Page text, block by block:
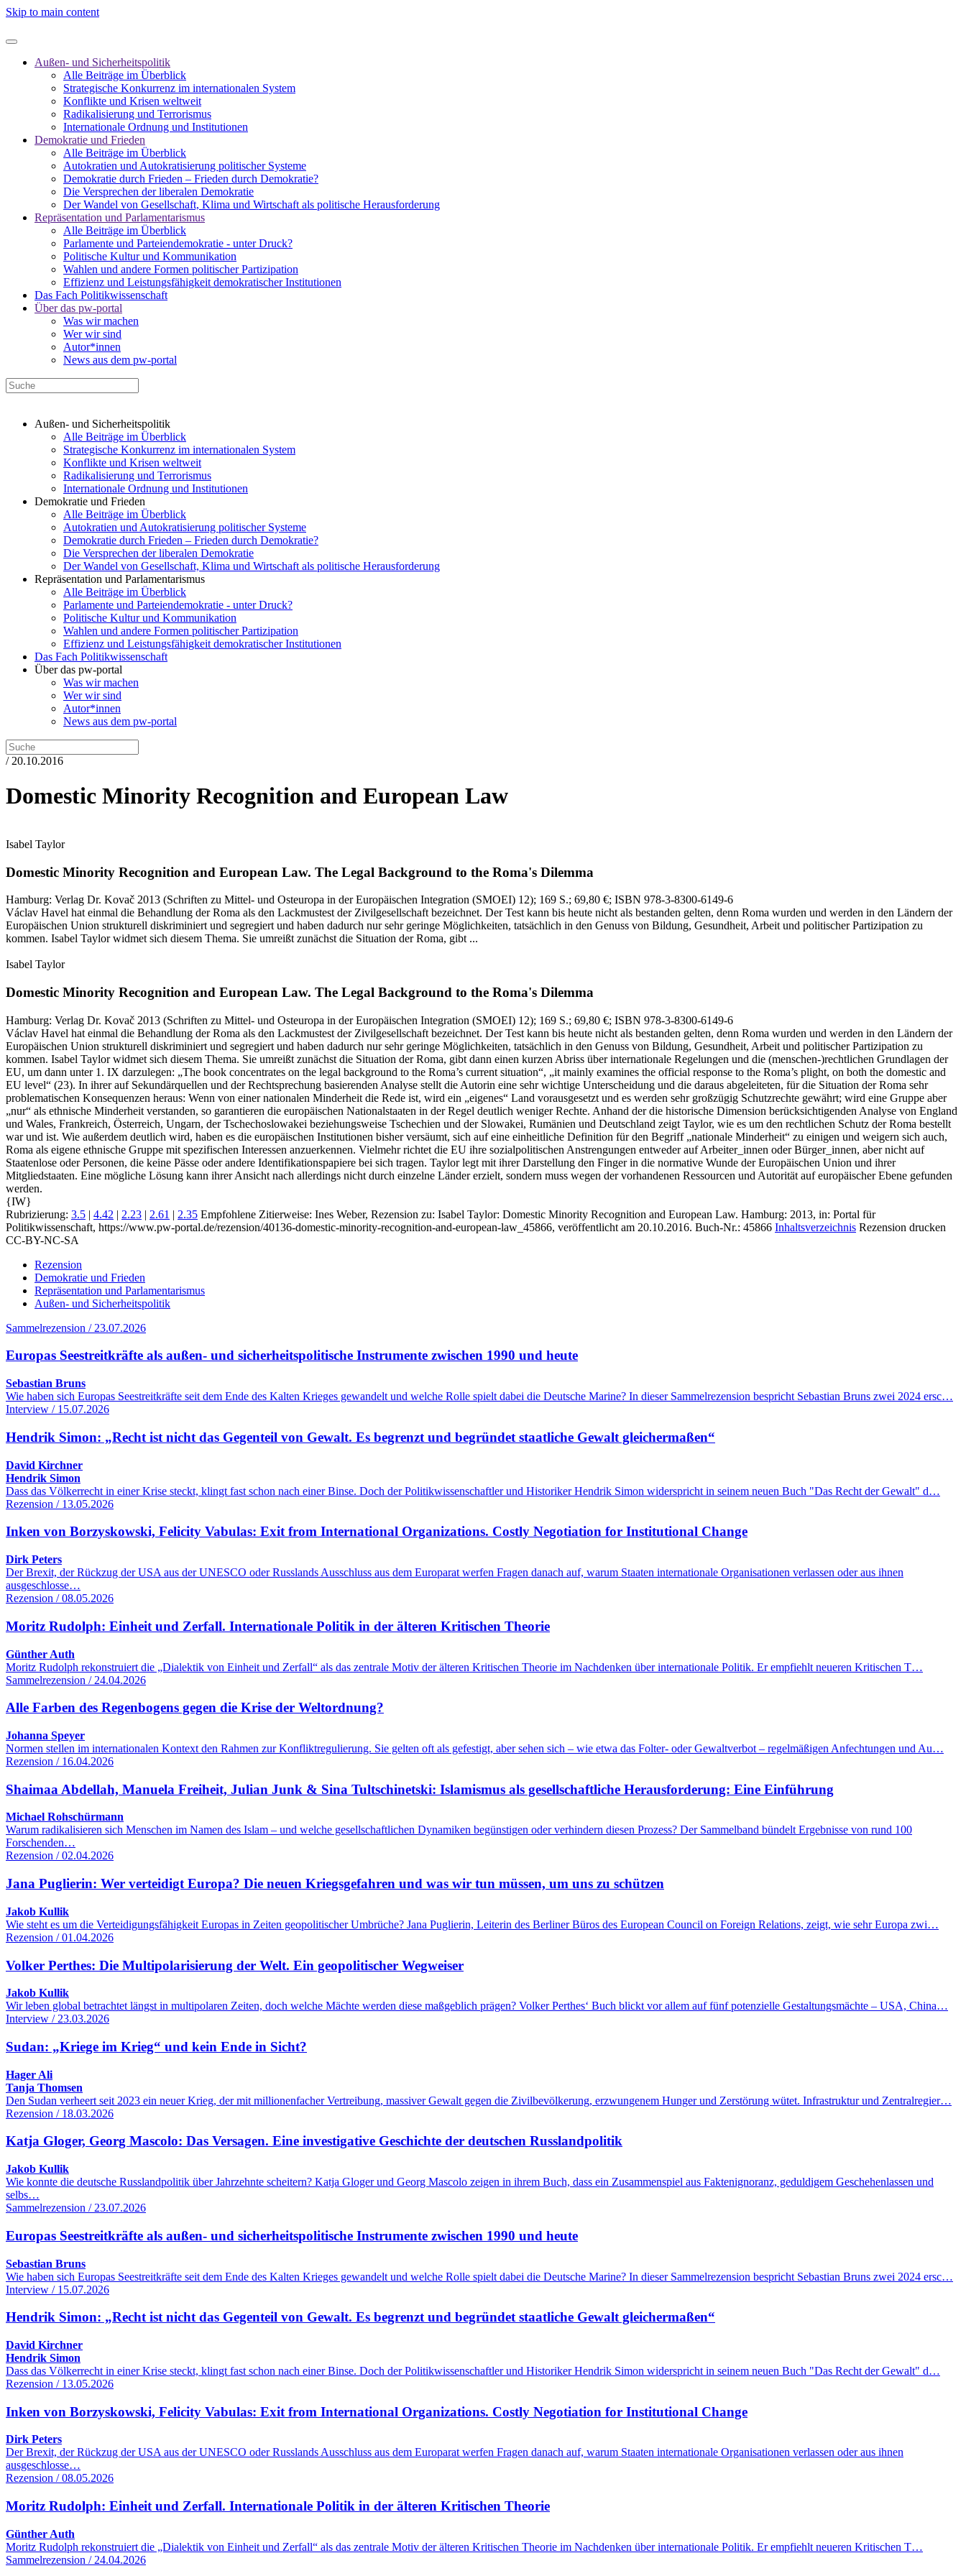
Skip to main content
Außen- und Sicherheitspolitik
Alle Beiträge im Überblick
Strategische Konkurrenz im internationalen System
Konflikte und Krisen weltweit
Radikalisierung und Terrorismus
Internationale Ordnung und Institutionen
Demokratie und Frieden
Alle Beiträge im Überblick
Autokratien und Autokratisierung politischer Systeme
Demokratie durch Frieden – Frieden durch Demokratie?
Die Versprechen der liberalen Demokratie
Der Wandel von Gesellschaft, Klima und Wirtschaft als politische Herausforderung
Repräsentation und Parlamentarismus
Alle Beiträge im Überblick
Parlamente und Parteiendemokratie - unter Druck?
Politische Kultur und Kommunikation
Wahlen und andere Formen politischer Partizipation
Effizienz und Leistungsfähigkeit demokratischer Institutionen
Das Fach Politikwissenschaft
Über das pw-portal
Was wir machen
Wer wir sind
Autor*innen
News aus dem pw-portal
Außen- und Sicherheitspolitik
Alle Beiträge im Überblick
Strategische Konkurrenz im internationalen System
Konflikte und Krisen weltweit
Radikalisierung und Terrorismus
Internationale Ordnung und Institutionen
Demokratie und Frieden
Alle Beiträge im Überblick
Autokratien und Autokratisierung politischer Systeme
Demokratie durch Frieden – Frieden durch Demokratie?
Die Versprechen der liberalen Demokratie
Der Wandel von Gesellschaft, Klima und Wirtschaft als politische Herausforderung
Repräsentation und Parlamentarismus
Alle Beiträge im Überblick
Parlamente und Parteiendemokratie - unter Druck?
Politische Kultur und Kommunikation
Wahlen und andere Formen politischer Partizipation
Effizienz und Leistungsfähigkeit demokratischer Institutionen
Das Fach Politikwissenschaft
Über das pw-portal
Was wir machen
Wer wir sind
Autor*innen
News aus dem pw-portal
/ 20.10.2016
Domestic Minority Recognition and European Law
Isabel Taylor
Domestic Minority Recognition and European Law. The Legal Background to the Roma's Dilemma
Hamburg: Verlag Dr. Kovač 2013 (Schriften zu Mittel- und Osteuropa in der Europäischen Integration (SMOEI) 12); 169 S.; 69,80 €; ISBN 978-3-8300-6149-6
Václav Havel hat einmal die Behandlung der Roma als den Lackmustest der Zivilgesellschaft bezeichnet. Der Test kann bis heute nicht als bestanden gelten, denn Roma wurden und werden in den Ländern der
Europäischen Union strukturell diskriminiert und segregiert und haben dadurch nur sehr geringe Möglichkeiten, tatsächlich in den Genuss von Bildung, Gesundheit, Arbeit und politischer Partizipation zu
kommen. Isabel Taylor widmet sich diesem Thema. Sie umreißt zunächst die Situation der Roma, gibt ...
Isabel Taylor
Domestic Minority Recognition and European Law. The Legal Background to the Roma's Dilemma
Hamburg: Verlag Dr. Kovač 2013 (Schriften zu Mittel- und Osteuropa in der Europäischen Integration (SMOEI) 12); 169 S.; 69,80 €; ISBN 978-3-8300-6149-6
Václav Havel hat einmal die Behandlung der Roma als den Lackmustest der Zivilgesellschaft bezeichnet. Der Test kann bis heute nicht als bestanden gelten, denn Roma wurden und werden in den Ländern der
Europäischen Union strukturell diskriminiert und segregiert und haben dadurch nur sehr geringe Möglichkeiten, tatsächlich in den Genuss von Bildung, Gesundheit, Arbeit und politischer Partizipation zu
kommen. Isabel Taylor widmet sich diesem Thema. Sie umreißt zunächst die Situation der Roma, gibt dann einen kurzen Abriss über internationale Regelungen und die (menschen‑)rechtlichen Grundlagen der
EU, um dann unter 1. IX darzulegen: „The book concentrates on the legal background to the Roma’s current situation“, „it mainly examines the official response to the Roma’s plight, on both the domestic and
EU level“ (23). In ihrer auf Sekundärquellen und der Rechtsprechung basierenden Analyse stellt die Autorin eine sehr wichtige Unterscheidung und die daraus abgeleiteten, für die Situation der Roma sehr
problematischen Konsequenzen heraus: Wenn von einer nationalen Minderheit die Rede ist, wird ein „eigenes“ Land vorausgesetzt und es werden sehr großzügig Schutzrechte gewährt; wird eine Gruppe aber
„nur“ als ethnische Minderheit verstanden, so garantieren die europäischen Nationalstaaten in der Regel deutlich weniger Rechte. Anhand der die historische Dimension berücksichtigenden Analyse von England
und Wales, Frankreich, Österreich, Ungarn, der Tschechoslowakei beziehungsweise Tschechien und der Slowakei, Rumänien und Deutschland zeigt Taylor, wie es um den rechtlichen Schutz der Roma bestellt
war und ist. Wie außerdem deutlich wird, haben es die europäischen Institutionen bisher versäumt, sich auf eine einheitliche Definition für den Begriff „nationale Minderheit“ zu einigen und weigern sich auch,
Roma als eigene ethnische Gruppe mit spezifischen Interessen anzuerkennen. Vielmehr richtet die EU ihre sozialpolitischen Anstrengungen entweder auf Arbeiter_innen oder Bürger_innen, aber nicht auf
Staatenlose oder Personen, die keine Pässe oder andere Identifikationspapiere bei sich tragen. Taylor legt mit ihrer Darstellung den Finger in die normative Wunde der Europäischen Union und ihrer
Mitgliedstaaten. Eine mögliche Lösung kann ihrer Ansicht nach allerdings nicht durch einzelne Länder erzielt, sondern muss wegen der vorhandenen Ressourcen und Autorität auf europäischer Ebene gefunden
werden.
{IW}
Rubrizierung: 3.5 | 4.42 | 2.23 | 2.61 | 2.35 Empfohlene Zitierweise: Ines Weber, Rezension zu: Isabel Taylor: Domestic Minority Recognition and European Law. Hamburg: 2013, in: Portal für
Politikwissenschaft, https://www.pw-portal.de/rezension/40136-domestic-minority-recognition-and-european-law_45866, veröffentlicht am 20.10.2016. Buch-Nr.: 45866 Inhaltsverzeichnis Rezension drucken
CC-BY-NC-SA
Rezension
Demokratie und Frieden
Repräsentation und Parlamentarismus
Außen- und Sicherheitspolitik
Sammelrezension / 23.07.2026
Europas Seestreitkräfte als außen- und sicherheitspolitische Instrumente zwischen 1990 und heute
Sebastian Bruns
Wie haben sich Europas Seestreitkräfte seit dem Ende des Kalten Krieges gewandelt und welche Rolle spielt dabei die Deutsche Marine? In dieser Sammelrezension bespricht Sebastian Bruns zwei 2024 ersc…
Interview / 15.07.2026
Hendrik Simon: „Recht ist nicht das Gegenteil von Gewalt. Es begrenzt und begründet staatliche Gewalt gleichermaßen“
David Kirchner
Hendrik Simon
Dass das Völkerrecht in einer Krise steckt, klingt fast schon nach einer Binse. Doch der Politikwissenschaftler und Historiker Hendrik Simon widerspricht in seinem neuen Buch "Das Recht der Gewalt" d…
Rezension / 13.05.2026
Inken von Borzyskowski, Felicity Vabulas: Exit from International Organizations. Costly Negotiation for Institutional Change
Dirk Peters
Der Brexit, der Rückzug der USA aus der UNESCO oder Russlands Ausschluss aus dem Europarat werfen Fragen danach auf, warum Staaten internationale Organisationen verlassen oder aus ihnen
ausgeschlosse…
Rezension / 08.05.2026
Moritz Rudolph: Einheit und Zerfall. Internationale Politik in der älteren Kritischen Theorie
Günther Auth
Moritz Rudolph rekonstruiert die „Dialektik von Einheit und Zerfall“ als das zentrale Motiv der älteren Kritischen Theorie im Nachdenken über internationale Politik. Er empfiehlt neueren Kritischen T…
Sammelrezension / 24.04.2026
Alle Farben des Regenbogens gegen die Krise der Weltordnung?
Johanna Speyer
Normen stellen im internationalen Kontext den Rahmen zur Konfliktregulierung. Sie gelten oft als gefestigt, aber sehen sich – wie etwa das Folter- oder Gewaltverbot – regelmäßigen Anfechtungen und Au…
Rezension / 16.04.2026
Shaimaa Abdellah, Manuela Freiheit, Julian Junk & Sina Tultschinetski: Islamismus als gesellschaftliche Herausforderung: Eine Einführung
Michael Rohschürmann
Warum radikalisieren sich Menschen im Namen des Islam – und welche gesellschaftlichen Dynamiken begünstigen oder verhindern diesen Prozess? Der Sammelband bündelt Ergebnisse von rund 100
Forschenden…
Rezension / 02.04.2026
Jana Puglierin: Wer verteidigt Europa? Die neuen Kriegsgefahren und was wir tun müssen, um uns zu schützen
Jakob Kullik
Wie steht es um die Verteidigungsfähigkeit Europas in Zeiten geopolitischer Umbrüche? Jana Puglierin, Leiterin des Berliner Büros des European Council on Foreign Relations, zeigt, wie sehr Europa zwi…
Rezension / 01.04.2026
Volker Perthes: Die Multipolarisierung der Welt. Ein geopolitischer Wegweiser
Jakob Kullik
Wir leben global betrachtet längst in multipolaren Zeiten, doch welche Mächte werden diese maßgeblich prägen? Volker Perthes‘ Buch blickt vor allem auf fünf potenzielle Gestaltungsmächte – USA, China…
Interview / 23.03.2026
Sudan: „Kriege im Krieg“ und kein Ende in Sicht?
Hager Ali
Tanja Thomsen
Den Sudan verheert seit 2023 ein neuer Krieg, der mit millionenfacher Vertreibung, massiver Gewalt gegen die Zivilbevölkerung, erzwungenem Hunger und Zerstörung wütet. Infrastruktur und Zentralregier…
Rezension / 18.03.2026
Katja Gloger, Georg Mascolo: Das Versagen. Eine investigative Geschichte der deutschen Russlandpolitik
Jakob Kullik
Wie konnte die deutsche Russlandpolitik über Jahrzehnte scheitern? Katja Gloger und Georg Mascolo zeigen in ihrem Buch, dass ein Zusammenspiel aus Faktenignoranz, geduldigem Geschehenlassen und
selbs…
Sammelrezension / 23.07.2026
Europas Seestreitkräfte als außen- und sicherheitspolitische Instrumente zwischen 1990 und heute
Sebastian Bruns
Wie haben sich Europas Seestreitkräfte seit dem Ende des Kalten Krieges gewandelt und welche Rolle spielt dabei die Deutsche Marine? In dieser Sammelrezension bespricht Sebastian Bruns zwei 2024 ersc…
Interview / 15.07.2026
Hendrik Simon: „Recht ist nicht das Gegenteil von Gewalt. Es begrenzt und begründet staatliche Gewalt gleichermaßen“
David Kirchner
Hendrik Simon
Dass das Völkerrecht in einer Krise steckt, klingt fast schon nach einer Binse. Doch der Politikwissenschaftler und Historiker Hendrik Simon widerspricht in seinem neuen Buch "Das Recht der Gewalt" d…
Rezension / 13.05.2026
Inken von Borzyskowski, Felicity Vabulas: Exit from International Organizations. Costly Negotiation for Institutional Change
Dirk Peters
Der Brexit, der Rückzug der USA aus der UNESCO oder Russlands Ausschluss aus dem Europarat werfen Fragen danach auf, warum Staaten internationale Organisationen verlassen oder aus ihnen
ausgeschlosse…
Rezension / 08.05.2026
Moritz Rudolph: Einheit und Zerfall. Internationale Politik in der älteren Kritischen Theorie
Günther Auth
Moritz Rudolph rekonstruiert die „Dialektik von Einheit und Zerfall“ als das zentrale Motiv der älteren Kritischen Theorie im Nachdenken über internationale Politik. Er empfiehlt neueren Kritischen T…
Sammelrezension / 24.04.2026